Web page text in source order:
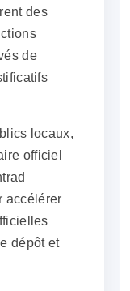
des
de
locaux,
officiel
accélérer
dépôt et